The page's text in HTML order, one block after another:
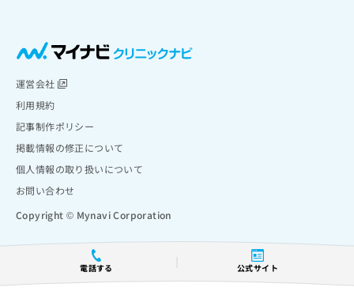
電話する 公式サイト
運営会社
利用規約
記事制作ポリシー
掲載情報の修正について
個人情報の取り扱いについて
お問い合わせ
Copyright © Mynavi Corporation